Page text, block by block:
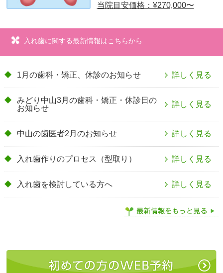
当院目安価格：¥270,000〜
入れ歯に関する最新情報はこちらから
1月の歯科・矯正、休診のお知らせ 詳しく見る
みどり中山3月の歯科・矯正・休診日の
お知らせ
詳しく見る
中山の歯医者2月のお知らせ 詳しく見る
入れ歯作りのプロセス（型取り） 詳しく見る
入れ歯を検討している方へ 詳しく見る